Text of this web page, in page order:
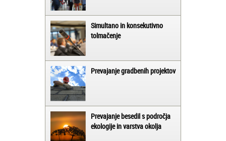
Simultano in konsekutivno
tolmačenje
Prevajanje gradbenih projektov
Prevajanje besedil s področja
ekologije in varstva okolja